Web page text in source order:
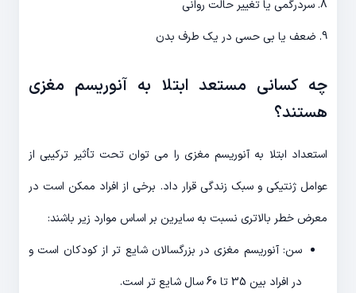
8. سردرگمی یا تغییر حالت روانی
9. ضعف یا بی حسی در یک طرف بدن
چه کسانی مستعد ابتلا به آنوریسم مغزی
هستند؟
استعداد ابتلا به آنوریسم مغزی را می توان تحت تأثیر ترکیبی از
عوامل ژنتیکی و سبک زندگی قرار داد. برخی از افراد ممکن است در
معرض خطر بالاتری نسبت به سایرین بر اساس موارد زیر باشند:
سن: آنوریسم مغزی در بزرگسالان شایع تر از کودکان است و
در افراد بین 35 تا 60 سال شایع تر است.